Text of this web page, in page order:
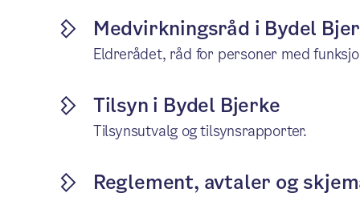
Medvirkningsråd i Bydel
Eldrerådet, råd for personer med
Tilsyn i Bydel Bjerke
Tilsynsutvalg og tilsynsrapporter.
Reglement, avtaler og